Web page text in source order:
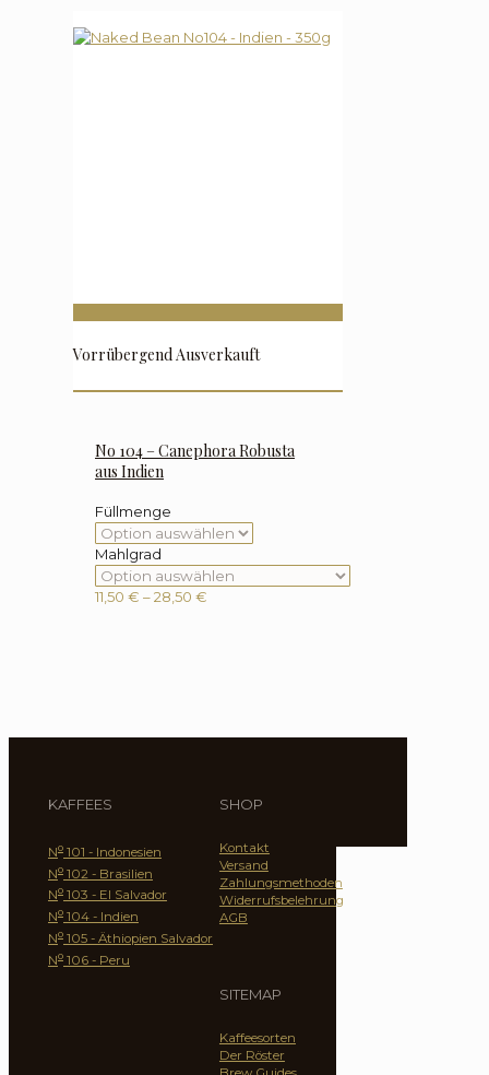
Vorrübergend Ausverkauft
No 104 – Canephora Robusta
aus Indien
Füllmenge
Mahlgrad
11,50 € –28,50 €
KAFFEES
No101 - Indonesien
No102 - Brasilien
No103 - El Salvador
No104 - Indien
No105 - Äthiopien Salvador
No106 - Peru
SHOP
Kontakt
Versand
Zahlungsmethoden
Widerrufsbelehrung
AGB
SITEMAP
Kaffeesorten
Der Röster